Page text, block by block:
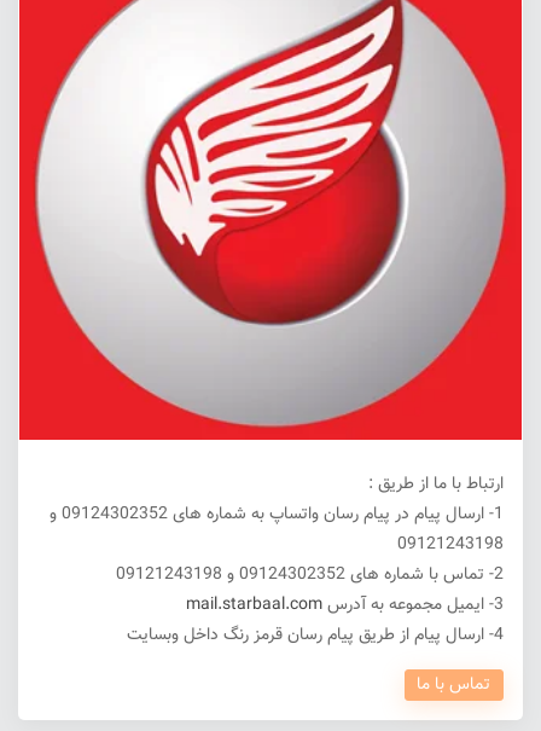
ارتباط با ما از طریق :
1- ارسال پیام در پیام رسان واتساپ به شماره های 09124302352 و
09121243198
2- تماس با شماره های 09124302352 و 09121243198
3- ایمیل مجموعه به آدرس
mail.starbaal.com
4- ارسال پیام از طریق پیام رسان قرمز رنگ داخل وبسایت
تماس با ما